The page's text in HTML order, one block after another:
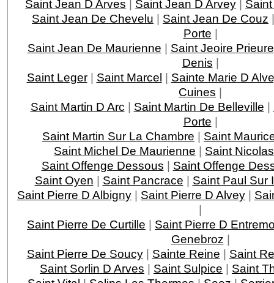
Saint Jean D Arves | Saint Jean D Arvey |
Saint Jean De Chevelu | Saint Jean De Couz
Porte |
Saint Jean De Maurienne | Saint Jeoire Prieure
Denis |
Saint Leger| Saint Marcel | Sainte Marie D
Cuines |
Saint Martin D Arc | Saint Martin De Belleville |
Porte |
Saint Martin Sur La Chambre | Saint
Saint Michel De Maurienne | Saint
Saint Offenge Dessous | Saint Offenge
Saint Oyen | Saint Pancrace | Saint Paul Sur
Saint Pierre D Albigny | Saint Pierre D Alvey |
|
Saint Pierre De Curtille | Saint Pierre D
Genebroz |
Saint Pierre De Soucy| Sainte Reine | Saint
Saint Sorlin D Arves | Saint Sulpice | Saint